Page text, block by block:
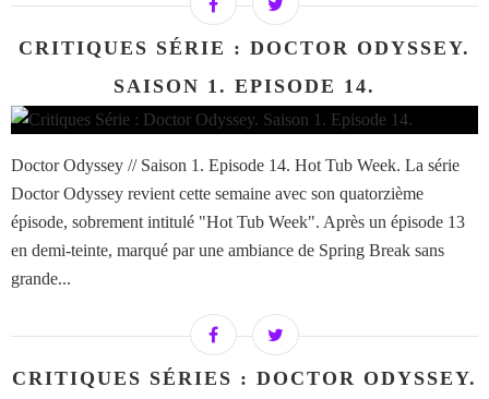
CRITIQUES SÉRIE : DOCTOR ODYSSEY.
SAISON 1. EPISODE 14.
Doctor Odyssey // Saison 1. Episode 14. Hot Tub Week. La série
Doctor Odyssey revient cette semaine avec son quatorzième
épisode, sobrement intitulé "Hot Tub Week". Après un épisode 13
en demi-teinte, marqué par une ambiance de Spring Break sans
grande...
CRITIQUES SÉRIES : DOCTOR ODYSSEY.